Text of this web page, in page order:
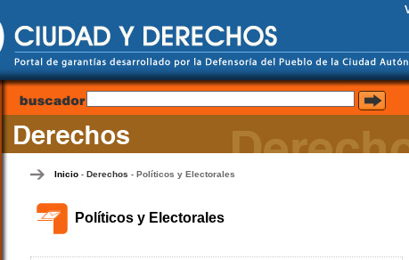
Inicio- Derechos - Políticos y Electorales
Políticos y Electorales